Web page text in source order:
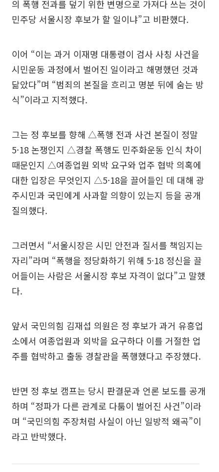
의 폭행 전과를 덮기 위한 변명으로 가져다 쓰는 것이
민주당 서울시장 후보가 할 일이냐”고 비판했다.
이어 “이는 과거 이재명 대통령이 검사 사칭 사건을
시민운동 과정에서 벌어진 일이라고 해명했던 것과
닮았다”며 “범죄의 본질을 흐리고 명분 뒤에 숨는 방
식”이라고 지적했다.
그는 정 후보를 향해 △폭행 전과 사건 본질이 정말
5·18 논쟁인지 △경찰 폭행도 민주화운동 인식 차이
때문인지 △여종업원 외박 요구와 업주 협박 의혹에
대한 입장은 무엇인지 △5·18을 끌어들인 데 대해 광
주시민과 국민에게 사과할 의향이 있는지 등을 공개
질의했다.
그러면서 “서울시장은 시민 안전과 질서를 책임지는
자리”라며 “폭행을 정당화하기 위해 5·18 정신을 끌
어들이는 사람은 서울시장 후보 자격이 없다”고 말했
다.
앞서 국민의힘 김재섭 의원은 정 후보가 과거 유흥업
소에서 여종업원과 외박을 요구하다 이를 거절한 업
주를 협박하고 출동 경찰관을 폭행했다고 주장했다.
반면 정 후보 캠프는 당시 판결문과 언론 보도를 공개
하며 “정파가 다른 관계로 다툼이 벌어진 사건”이라
며 “국민의힘 주장처럼 사실이 아닌 일방적 왜곡”이
라고 반박했다.